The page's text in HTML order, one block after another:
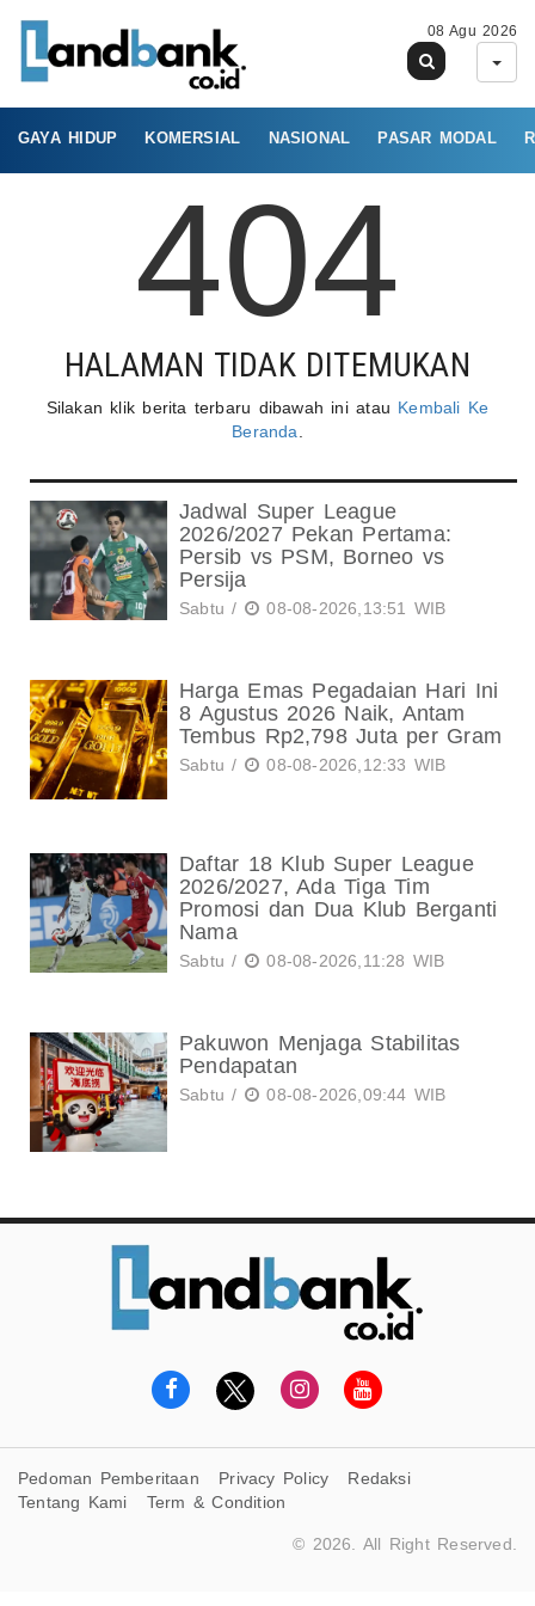
08 Agu 2026
GAYA HIDUP KOMERSIAL NASIONAL PASAR MODAL
404
HALAMAN TIDAK DITEMUKAN
Silakan klik berita terbaru dibawah ini atau Kembali Ke
Beranda
Jadwal Super League
2026/2027 Pekan Pertama:
Persib vs PSM, Borneo vs
Persija
Sabtu / 08-08-2026,13:51 WIB
Harga Emas Pegadaian Hari Ini
8 Agustus 2026 Naik, Antam
Tembus Rp2,798 Juta per Gram
Sabtu / 08-08-2026,12:33 WIB
Daftar 18 Klub Super League
2026/2027, Ada Tiga Tim
Promosi dan Dua Klub Berganti
Nama
Sabtu / 08-08-2026,11:28 WIB
Pakuwon Menjaga Stabilitas
Pendapatan
Sabtu / 08-08-2026,09:44 WIB
Pedoman Pemberitaan Privacy Policy
Redaksi
Tentang Kami
Term & Condition
© 2026. All Right Reserved.